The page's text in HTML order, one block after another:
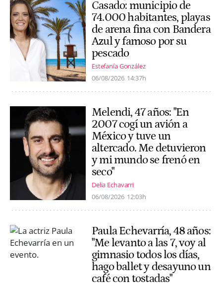
Casado: municipio de
74.000 habitantes, playas
de arena fina con Bandera
Azul y famoso por su
pescado
Estefanía González
06/08/2026 14:37h
Melendi, 47 años: "En
2007 cogí un avión a
México y tuve un
altercado. Me detuvieron
y mi mundo se frenó en
seco"
Delia Echavarri
06/08/2026 12:03h
Paula Echevarría, 48 años:
"Me levanto a las 7, voy al
gimnasio todos los días,
hago ballet y desayuno un
café con tostadas"